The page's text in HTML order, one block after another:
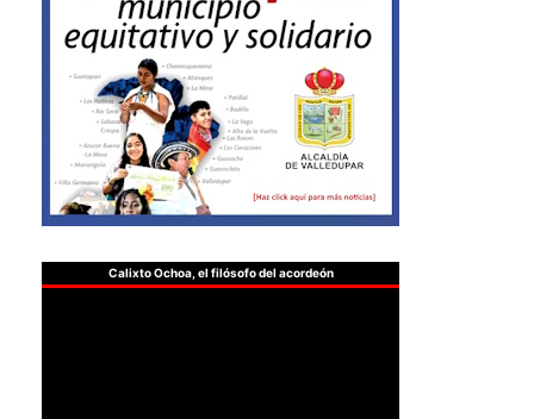
Calixto Ochoa, el filósofo del acordeón